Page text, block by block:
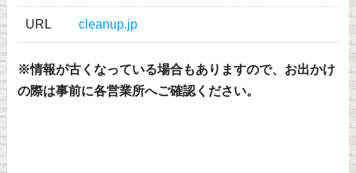
URL cleanup.jp
※情報が古くなっている場合もありますので、お出かけ
の際は事前に各営業所へご確認ください。